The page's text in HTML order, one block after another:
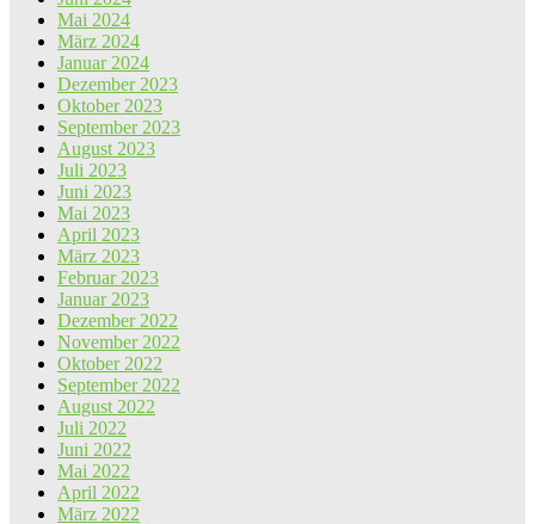
Mai 2024
März 2024
Januar 2024
Dezember 2023
Oktober 2023
September 2023
August 2023
Juli 2023
Juni 2023
Mai 2023
April 2023
März 2023
Februar 2023
Januar 2023
Dezember 2022
November 2022
Oktober 2022
September 2022
August 2022
Juli 2022
Juni 2022
Mai 2022
April 2022
März 2022